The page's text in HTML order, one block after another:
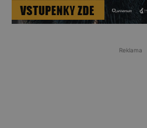
Reklama